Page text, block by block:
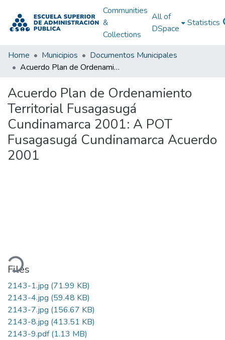
Communities
&
Collections
All of
DSpace
Statistics
Home Municipios
Documentos Municipales
Acuerdo Plan de Ordenamiento Territorial Fusagasugá Cundinamarca 2001: A POT Fusagasugá Cundinamarca Acuerdo 2001
Acuerdo Plan de Ordenamiento
Territorial Fusagasugá
Cundinamarca 2001: A POT
Fusagasugá Cundinamarca Acuerdo
2001
Files
2143-1.jpg (71.99 KB)
2143-4.jpg (59.48 KB)
2143-7.jpg (156.67 KB)
2143-8.jpg (413.51 KB)
2143-9.pdf(1.13 MB)